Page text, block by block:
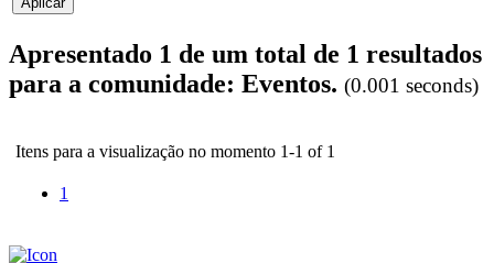
Apresentado 1 de um total de 1 resultados
para a comunidade: Eventos. (0.001 seconds)
Itens para a visualização no momento 1-1 of 1
1